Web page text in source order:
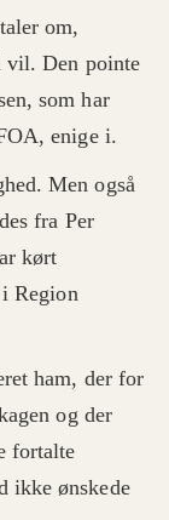
om,
vil. Den pointe
som har
enige i.
Men også
fra Per
kørt
Region
ham, der for
og der
fortalte
ikke ønskede